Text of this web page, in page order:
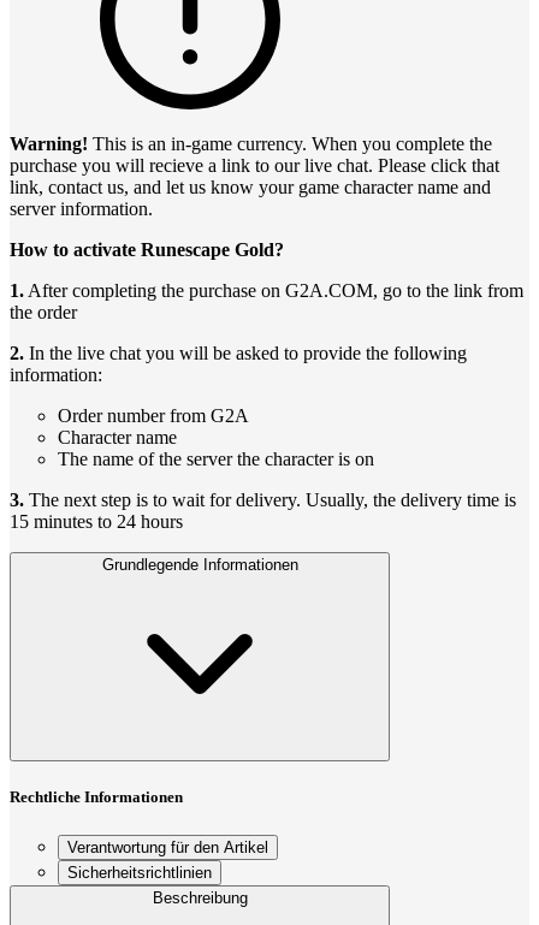
Warning! This is an in-game currency. When you complete the
purchase you will recieve a link to our live chat. Please click that
link, contact us, and let us know your game character name and
server information.
How to activate Runescape Gold?
1. After completing the purchase on G2A.COM, go to the link from
the order
2. In the live chat you will be asked to provide the following
information:
Order number from G2A
Character name
The name of the server the character is on
3. The next step is to wait for delivery. Usually, the delivery time is
15 minutes to 24 hours
Grundlegende Informationen
Rechtliche Informationen
Verantwortung für den Artikel
Sicherheitsrichtlinien
Beschreibung